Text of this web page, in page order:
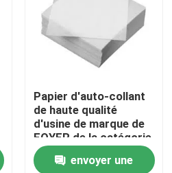
Papier d'auto-collant
de haute qualité
d'usine de marque de
FOYER de la catégorie
chinoise 40g/35g de
DESSUSenvoyer une